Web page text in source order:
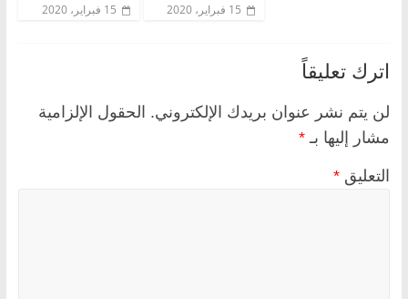
15 فبراير، 2020 15 فبراير، 2020
اترك تعليقاً
لن يتم نشر عنوان بريدك الإلكتروني. الحقول الإلزامية
مشار إليها بـ *
التعليق *